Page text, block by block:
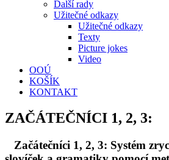
Další rady
Užitečné odkazy
Užitečné odkazy
Texty
Picture jokes
Video
OOÚ
KOŠÍK
KONTAKT
ZAČÁTEČNÍCI 1, 2, 3:
Začátečníci 1, 2, 3: Systém